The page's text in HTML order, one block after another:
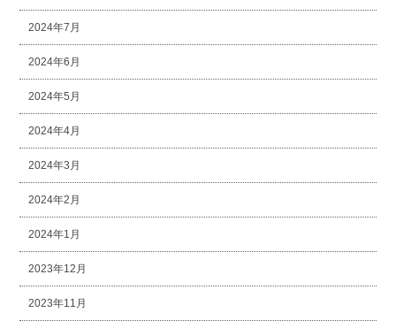
2024年7月
2024年6月
2024年5月
2024年4月
2024年3月
2024年2月
2024年1月
2023年12月
2023年11月